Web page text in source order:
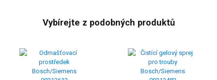
Vybírejte z podobných produktů